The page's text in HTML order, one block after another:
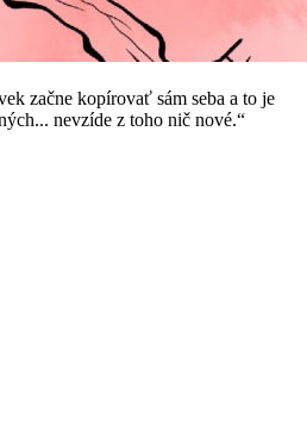
začne kopírovať sám seba a to je
nevzíde z toho nič nové.